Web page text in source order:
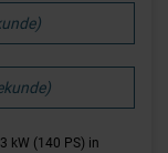
kW (140 PS) in